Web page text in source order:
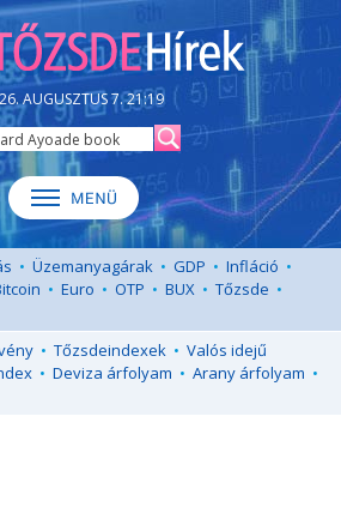
AUGUSZTUS 7. 21:19
• Üzemanyagárak • GDP • Infláció •
• Euro • OTP • BUX • Tőzsde •
• Tőzsdeindexek • Valós idejű
• Deviza árfolyam • Arany árfolyam •